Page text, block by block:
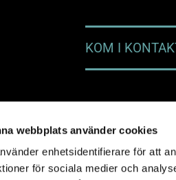
webbplats använder cookies
enhetsidentifierare för att
för sociala medier och
KOM I